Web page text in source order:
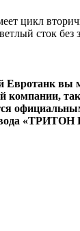
цикл
сток без
Евротанк вы
компании,